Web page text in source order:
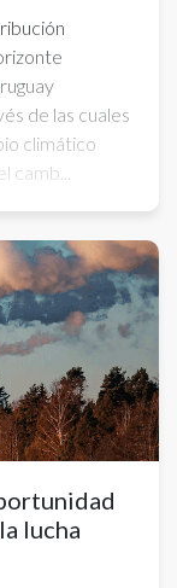
de las cuales
climático
lucha